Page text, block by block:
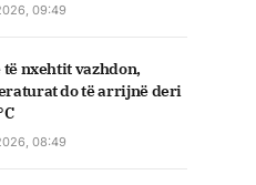
09:49
të nxehtit vazhdon,
do të arrijnë deri
08:49